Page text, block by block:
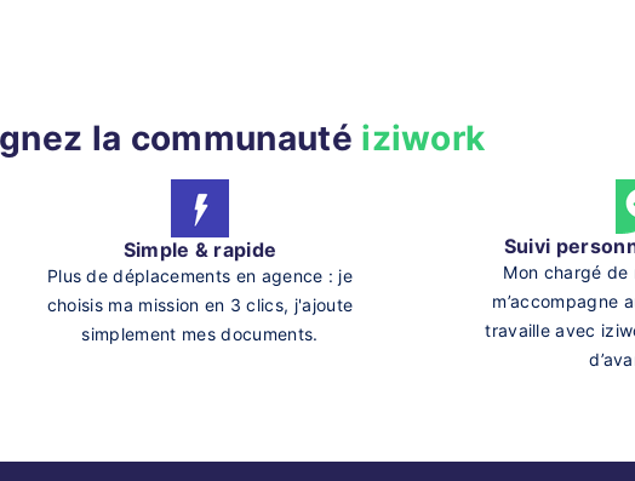
la communauté iziwork
Simple & rapide
Plus de déplacements en agence : je
choisis ma mission en 3 clics, j'ajoute
simplement mes documents.
Suivi
Mon chargé
m’accompagne
travaille avec